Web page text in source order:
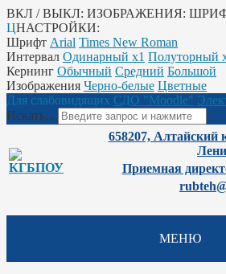
ВКЛ / ВЫКЛ: ИЗОБРАЖЕНИЯ:
ЦНАСТРОЙКИ:
Шрифт Arial Times New Roman
Интервал Одинарный х1 Полуторный
Кернинг Обычный Средний Большой
Изображения Черно-белые Цветные
Для слабовидящих СДО "Moodle"
Искать...
658207, Алтайский
Приемная
МЕНЮ